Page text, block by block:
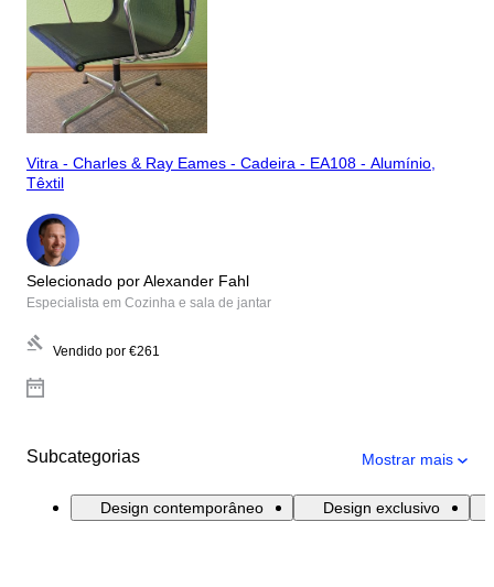
Vitra - Charles & Ray Eames - Cadeira - EA108 - Alumínio,
Têxtil
Selecionado por Alexander Fahl
Especialista em Cozinha e sala de jantar
Vendido por €261
Subcategorias Mostrar mais
Design contemporâneo Design exclusivo